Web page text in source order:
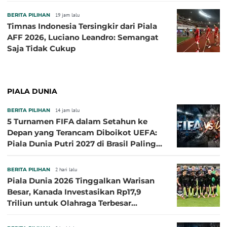
BERITA PILIHAN 19 jam lalu
Timnas Indonesia Tersingkir dari Piala
AFF 2026, Luciano Leandro: Semangat
Saja Tidak Cukup
PIALA DUNIA
BERITA PILIHAN 14 jam lalu
5 Turnamen FIFA dalam Setahun ke
Depan yang Terancam Diboikot UEFA:
Piala Dunia Putri 2027 di Brasil Paling
BERITA PILIHAN 2 hari lalu
Piala Dunia 2026 Tinggalkan Warisan
Besar, Kanada Investasikan Rp17,9
Triliun untuk Olahraga Terbesar